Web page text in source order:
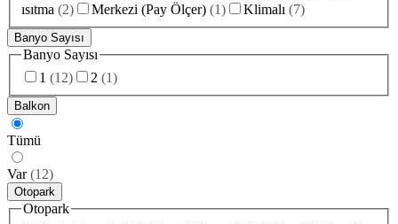
ısıtma (2) Merkezi (Pay Ölçer) (1) Klimalı (7)
Banyo Sayısı
Banyo Sayısı
1 (12) 2 (1)
Balkon
Tümü
Var (12)
Otopark
Otopark